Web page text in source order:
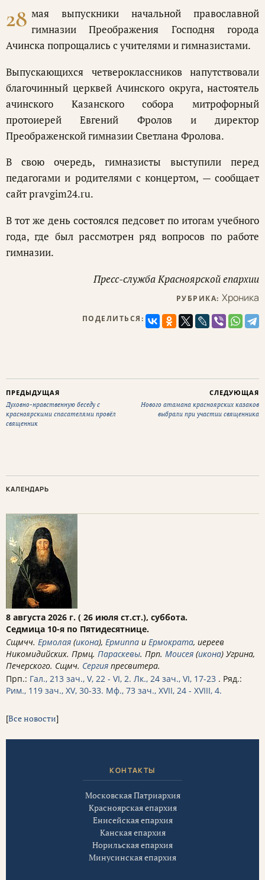
28 мая выпускники начальной православной
гимназии Преображения Господня города
Ачинска попрощались с учителями и гимназистами.
Выпускающихся четвероклассников напутствовали
благочинный церквей Ачинского округа, настоятель
ачинского Казанского собора митрофорный
протоиерей Евгений Фролов и директор
Преображенской гимназии Светлана Фролова.
В свою очередь, гимназисты выступили перед
педагогами и родителями с концертом, — сообщает
сайт pravgim24.ru.
В тот же день состоялся педсовет по итогам учебного
года, где был рассмотрен ряд вопросов по работе
гимназии.
Пресс-служба Красноярской епархии
РУБРИКА: Хроника
ПОДЕЛИТЬСЯ:
ПРЕДЫДУЩАЯ
Духовно-нравственную беседу с
красноярскими спасателями провёл
священник
СЛЕДУЮЩАЯ
Нового атамана красноярских казаков
выбрали при участии священника
КАЛЕНДАРЬ
8 августа 2026 г. ( 26 июля ст.ст.), суббота.
Седмица 10-я по Пятидесятнице.
Сщмчч. Ермолая (икона), Ермиппа и Ермократа, иереев
Никомидийских. Прмц. Параскевы. Прп. Моисея (икона) Угрина,
Печерского. Сщмч. Сергия пресвитера.
Прп.: Гал., 213 зач., V, 22 - VI, 2. Лк., 24 зач., VI, 17-23 . Ряд.:
Рим., 119 зач., XV, 30-33. Мф., 73 зач., XVII, 24 - XVIII, 4.
[Все новости]
КОНТАКТЫ
Московская Патриархия
Красноярская епархия
Енисейская епархия
Канская епархия
Норильская епархия
Минусинская епархия